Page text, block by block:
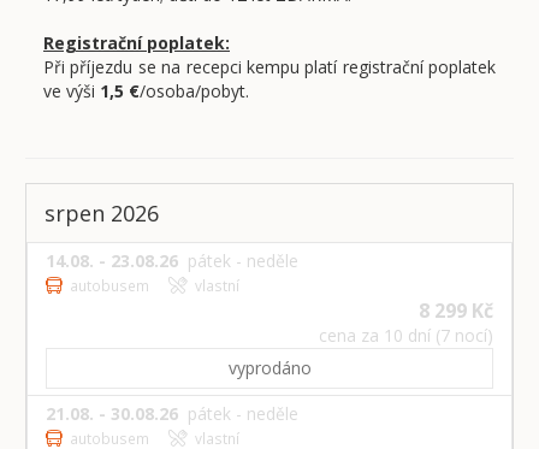
Registrační poplatek:
Při příjezdu se na recepci kempu platí registrační poplatek
ve výši 1,5 €/osoba/pobyt.
srpen 2026
14.08. - 23.08.26 pátek - neděle
autobusem vlastní
8 299 Kč
cena za 10 dní (7 nocí)
vyprodáno
21.08. - 30.08.26 pátek - neděle
autobusem vlastní